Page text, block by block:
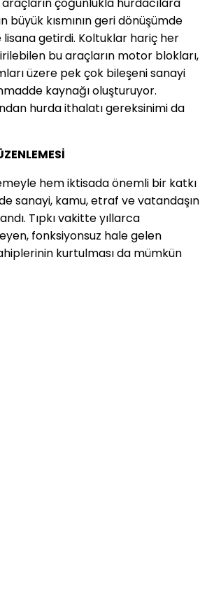
büyük kısmının geri dönüşümde
lisana getirdi. Koltuklar hariç her
bu araçların motor blokları,
üzere pek çok bileşeni sanayi
kaynağı oluşturuyor.
hurda ithalatı gereksinimi da
hem iktisada önemli bir katkı
sanayi, kamu, etraf ve vatandaşın
Tıpkı vakitte yıllarca
fonksiyonsuz hale gelen
kurtulması da mümkün